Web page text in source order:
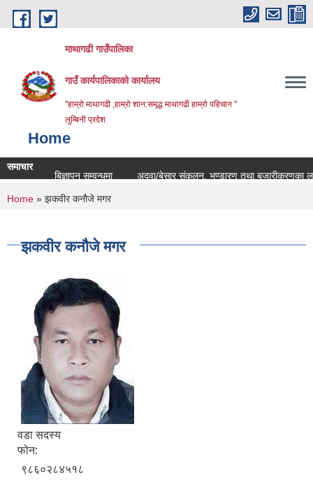
Skip to main content
माथागढी गाउँपालिका
गाउँ कार्यपालिकाको कार्यालय
"हाम्रो माथागढी ,हाम्रो शान:समृद्ध माथागढी हाम्रो पहिचान "
लुम्बिनी प्रदेश
Home
समाचार
सरुवा बिज्ञापन सम्वन्धमा
अदुवा/बेसार संकलन, भण्डारण तथा बजारीकरणका लागि
You are here
Home » झकवीर कनौजे मगर
झकवीर कनौजे मगर
वडा सदस्य
फोन:
९८६०२८४५१८